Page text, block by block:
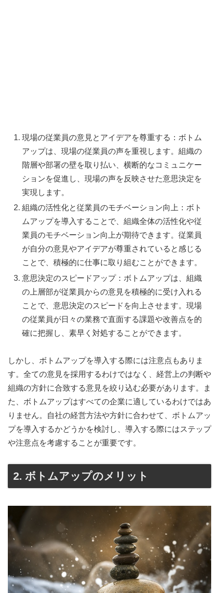
現場の従業員の意見とアイデアを尊重する：ボトム
アップは、現場の従業員の声を重視します。組織の
階層や部署の壁を取り払い、横断的なコミュニケー
ションを促進し、現場の声を反映させた意思決定を
実現します。
組織の活性化と従業員のモチベーション向上：ボト
ムアップを導入することで、組織全体の活性化や従
業員のモチベーション向上が期待できます。従業員
が自分の意見やアイデアが尊重されていると感じる
ことで、積極的に仕事に取り組むことができます。
意思決定のスピードアップ：ボトムアップは、組織
の上層部が従業員からの意見を積極的に受け入れる
ことで、意思決定のスピードを向上させます。現場
の従業員が日々の業務で直面する課題や改善点を的
確に把握し、素早く対処することができます。
しかし、ボトムアップを導入する際には注意点もありま
す。全ての意見を採用するわけではなく、経営上の判断や
組織の方針に合致する意見を絞り込む必要があります。ま
た、ボトムアップはすべての企業に適しているわけではあ
りません。自社の経営方法や方針に合わせて、ボトムアッ
プを導入するかどうかを検討し、導入する際にはステップ
や注意点を考慮することが重要です。
2. ボトムアップのメリット